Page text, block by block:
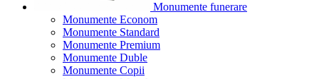
Monumente funerare
Monumente Econom
Monumente Standard
Monumente Premium
Monumente Duble
Monumente Copii